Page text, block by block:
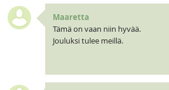
Maaretta
Tämä on vaan niin hyvää.
Jouluksi tulee meillä.